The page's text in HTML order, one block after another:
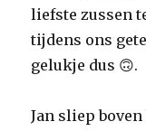
liefste zussen
tijdens ons
gelukje dus 🙃.
Jan sliep